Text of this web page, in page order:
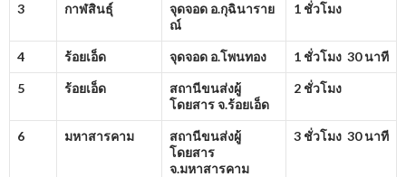
3 กาฬสินธุ์
จุดจอด อ.กุฉินาราย
ณ์
1 ชั่วโมง
4 ร้อยเอ็ด จุดจอด อ.โพนทอง 1 ชั่วโมง 30 นาที
5 ร้อยเอ็ด
สถานีขนส่งผู้
โดยสาร จ.ร้อยเอ็ด
2 ชั่วโมง
6 มหาสารคาม
สถานีขนส่งผู้
โดยสาร
จ.มหาสารคาม
3 ชั่วโมง 30 นาที